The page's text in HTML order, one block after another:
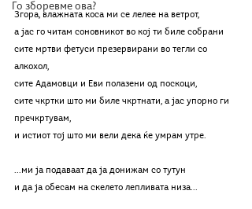
Го зборевме ова?
Згора, влажната коса ми се лелее на ветрот,
а јас го читам соновникот во кој ти биле собрани
сите мртви фетуси презервирани во тегли со
алкохол,
сите Адамовци и Еви полазени од поскоци,
сите чкртки што ми биле чкртнати, а јас упорно ги
пречкртувам,
и истиот тој што ми вели дека ќе умрам утре.
...ми ја подаваат да ја донижам со тутун
и да ја обесам на скелето лепливата низа...